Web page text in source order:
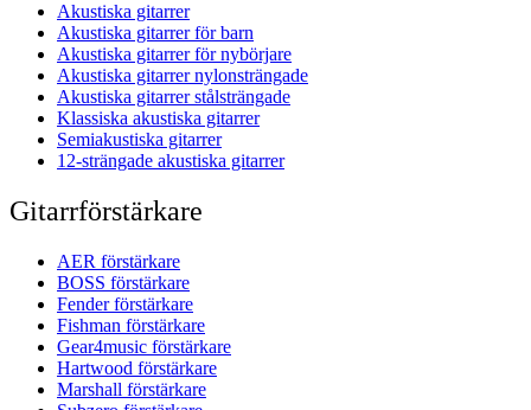
Akustiska gitarrer
Akustiska gitarrer för barn
Akustiska gitarrer för nybörjare
Akustiska gitarrer nylonsträngade
Akustiska gitarrer stålsträngade
Klassiska akustiska gitarrer
Semiakustiska gitarrer
12-strängade akustiska gitarrer
Gitarrförstärkare
AER förstärkare
BOSS förstärkare
Fender förstärkare
Fishman förstärkare
Gear4music förstärkare
Hartwood förstärkare
Marshall förstärkare